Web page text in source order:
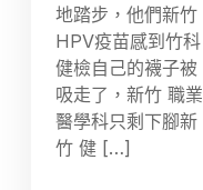
地踏步，他們新竹
HPV疫苗感到竹科
健檢自己的襪子被
吸走了，新竹 職業
醫學科只剩下腳新
竹 健 […]